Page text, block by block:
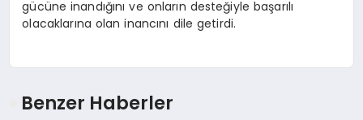
gücüne inandığını ve onların desteğiyle başarılı
olacaklarına olan inancını dile getirdi.
Benzer Haberler